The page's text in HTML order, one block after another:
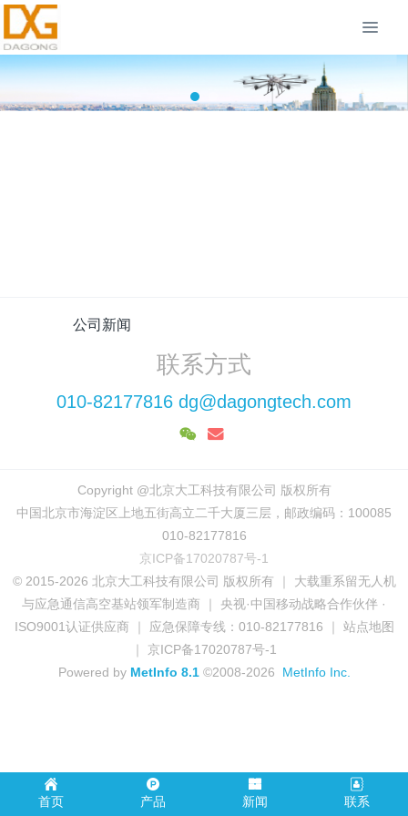
公司新闻
联系方式
010-82177816 dg@dagongtech.com
Copyright @北京大工科技有限公司 版权所有
中国北京市海淀区上地五街高立二千大厦三层，邮政编码：100085
010-82177816
京ICP备17020787号-1
© 2015-2026 北京大工科技有限公司 版权所有 ｜ 大载重系留无人机
与应急通信高空基站领军制造商 ｜ 央视·中国移动战略合作伙伴 ·
ISO9001认证供应商 ｜ 应急保障专线：010-82177816 ｜ 站点地图
｜ 京ICP备17020787号-1
Powered by MetInfo 8.1©2008-2026 MetInfo Inc.
首页 产品 新闻 联系